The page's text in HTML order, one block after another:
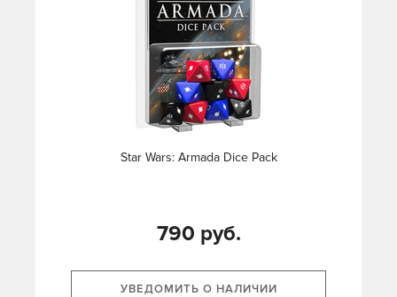
Star Wars: Armada Dice Pack
790 руб.
УВЕДОМИТЬ О НАЛИЧИИ